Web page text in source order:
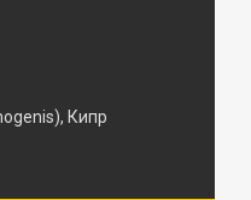
Кипр